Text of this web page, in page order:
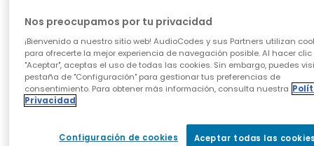
Inbound Digital Click-to-Call in the
Nos preocupamos por tu privacidad
¡Bienvenido a nuestro sitio web! AudioCodes y sus Partners utilizan
para ofrecerte la mejor experiencia de navegación posible. Al hacer clic
"Aceptar", aceptas el uso de todas las cookies. Sin embargo, puedes
pestaña de "Configuración" para gestionar tus preferencias de
consentimiento. Para obtener más información, consulta nuestra
Privacidad
Configuración de cookies Aceptar todas las